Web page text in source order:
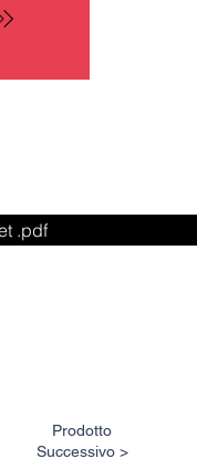
.pdf
Prodotto
Successivo >